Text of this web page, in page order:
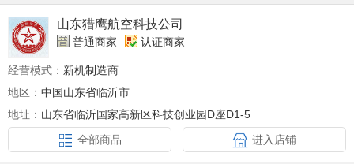
山东猎鹰航空科技公司
普通商家 认证商家
经营模式： 新机制造商
地区： 中国山东省临沂市
地址： 山东省临沂国家高新区科技创业园D座D1-5
全部商品
进入店铺